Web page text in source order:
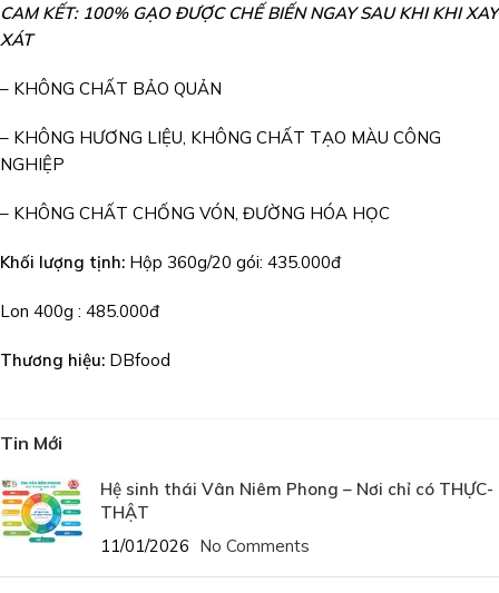
CAM KẾT: 100% GẠO ĐƯỢC CHẾ BIẾN NGAY SAU KHI KHI XAY
XÁT
– KHÔNG CHẤT BẢO QUẢN
– KHÔNG HƯƠNG LIỆU, KHÔNG CHẤT TẠO MÀU CÔNG
NGHIỆP
– KHÔNG CHẤT CHỐNG VÓN, ĐƯỜNG HÓA HỌC
Khối lượng tịnh: Hộp 360g/20 gói: 435.000đ
Lon 400g : 485.000đ
Thương hiệu: DBfood
Tin Mới
Hệ sinh thái Vân Niêm Phong – Nơi chỉ có THỰC-
THẬT
11/01/2026 No Comments